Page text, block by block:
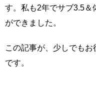
す。私も2年でサブ3.5＆
ができました。
この記事が、少しでも
です。